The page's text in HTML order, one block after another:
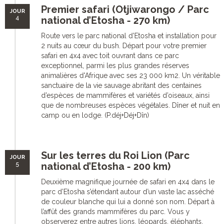
JOUR
4
Premier safari (Otjiwarongo / Parc
national d’Etosha - 270 km)
Route vers le parc national d’Etosha et installation pour
2 nuits au cœur du bush. Départ pour votre premier
safari en 4x4 avec toit ouvrant dans ce parc
exceptionnel, parmi les plus grandes réserves
animalières d'Afrique avec ses 23 000 km2. Un véritable
sanctuaire de la vie sauvage abritant des centaines
d’espèces de mammifères et variétés d’oiseaux, ainsi
que de nombreuses espèces végétales. Dîner et nuit en
camp ou en lodge. (P.déj+Déj+Dîn)
JOUR
5
Sur les terres du Roi Lion (Parc
national d’Etosha - 200 km)
Deuxième magnifique journée de safari en 4x4 dans le
parc d’Etosha s’étendant autour d’un vaste lac asséché
de couleur blanche qui lui a donné son nom. Départ à
l’affût des grands mammifères du parc. Vous y
observerez entre autres lions, léopards, éléphants,